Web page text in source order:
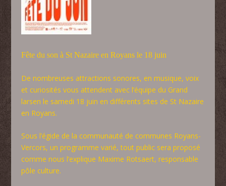
Fête du son à St Nazaire en Royans le 18 juin
De nombreuses attractions sonores, en musique, voix
et curiosités vous attendent avec l’équipe du Grand
larsen le samedi 18 juin en différents sites de St Nazaire
en Royans.
Sous l’égide de la communauté de communes Royans-
Vercors, un programme varié, tout public sera proposé
comme nous l’explique Maxime Rotsaert, responsable
pôle culture.